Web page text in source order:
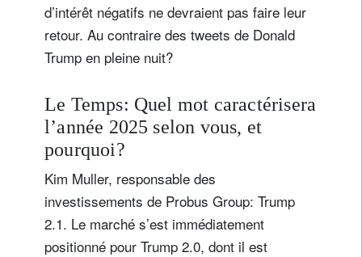
d’intérêt négatifs ne devraient pas faire leur
retour. Au contraire des tweets de Donald
Trump en pleine nuit?
Le Temps: Quel mot caractérisera
l’année 2025 selon vous, et
pourquoi?
Kim Muller, responsable des
investissements de Probus Group: Trump
2.1. Le marché s’est immédiatement
positionné pour Trump 2.0, dont il est